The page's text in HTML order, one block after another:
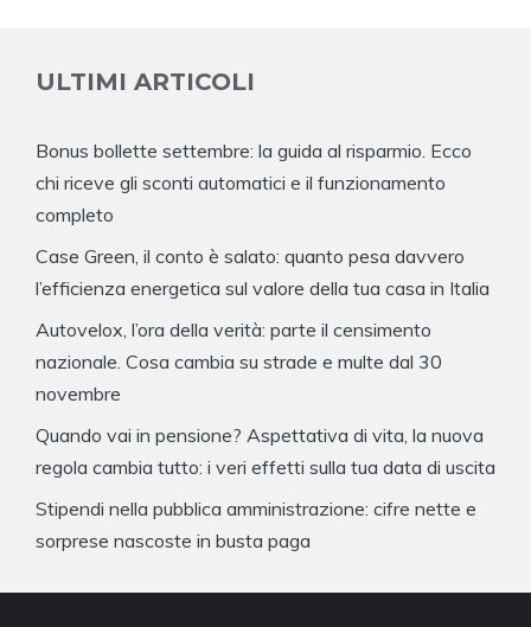
ULTIMI ARTICOLI
Bonus bollette settembre: la guida al risparmio. Ecco
chi riceve gli sconti automatici e il funzionamento
completo
Case Green, il conto è salato: quanto pesa davvero
l’efficienza energetica sul valore della tua casa in Italia
Autovelox, l’ora della verità: parte il censimento
nazionale. Cosa cambia su strade e multe dal 30
novembre
Quando vai in pensione? Aspettativa di vita, la nuova
regola cambia tutto: i veri effetti sulla tua data di uscita
Stipendi nella pubblica amministrazione: cifre nette e
sorprese nascoste in busta paga